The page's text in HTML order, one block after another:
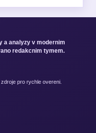
a analyzy v modernim
redakcnim tymem.
pro rychle overeni.